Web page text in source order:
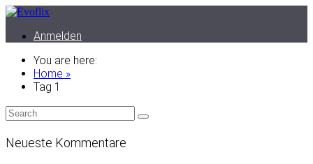
Anmelden
You are here:
Home »
Tag 1
Neueste Kommentare